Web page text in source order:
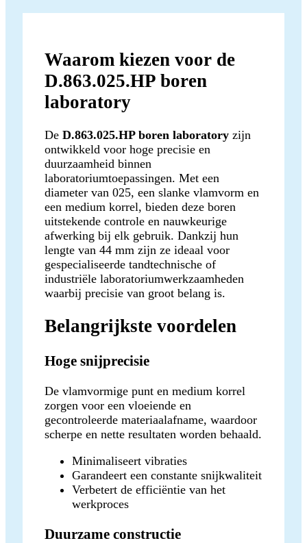
Waarom kiezen voor de
D.863.025.HP boren
laboratory
De D.863.025.HP boren laboratory zijn
ontwikkeld voor hoge precisie en
duurzaamheid binnen
laboratoriumtoepassingen. Met een
diameter van 025, een slanke vlamvorm en
een medium korrel, bieden deze boren
uitstekende controle en nauwkeurige
afwerking bij elk gebruik. Dankzij hun
lengte van 44 mm zijn ze ideaal voor
gespecialiseerde tandtechnische of
industriële laboratoriumwerkzaamheden
waarbij precisie van groot belang is.
Belangrijkste voordelen
Hoge snijprecisie
De vlamvormige punt en medium korrel
zorgen voor een vloeiende en
gecontroleerde materiaalafname, waardoor
scherpe en nette resultaten worden behaald.
Minimaliseert vibraties
Garandeert een constante snijkwaliteit
Verbetert de efficiëntie van het
werkproces
Duurzame constructie